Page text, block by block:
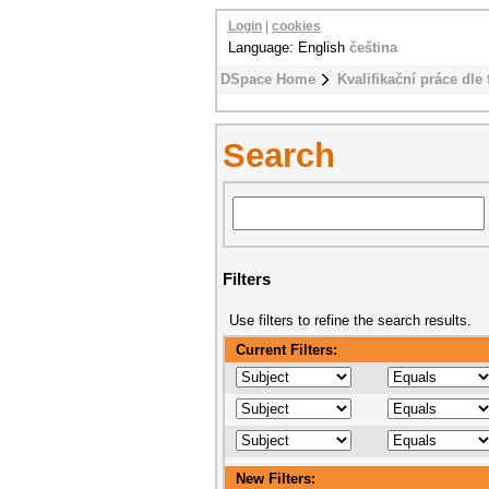
DSpace Home Kvalifikační práce dle
Login cookies
Language: English čeština
Search
Filters
Use filters to refine the search results.
Current Filters:
New Filters: